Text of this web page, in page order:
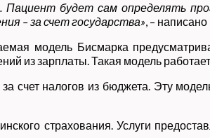
будет сам определять
– за счет государства», –
модель Бисмарка
из зарплаты. Такая модель
счет налогов из бюджета. Эту
страхования. Услуги